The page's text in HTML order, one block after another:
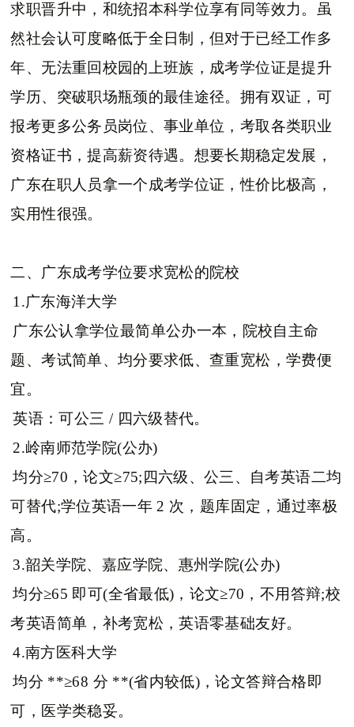
求职晋升中，和统招本科学位享有同等效力。虽
然社会认可度略低于全日制，但对于已经工作多
年、无法重回校园的上班族，成考学位证是提升
学历、突破职场瓶颈的最佳途径。拥有双证，可
报考更多公务员岗位、事业单位，考取各类职业
资格证书，提高薪资待遇。想要长期稳定发展，
广东在职人员拿一个成考学位证，性价比极高，
实用性很强。
二、广东成考学位要求宽松的院校
1.广东海洋大学
广东公认拿学位最简单公办一本，院校自主命
题、考试简单、均分要求低、查重宽松，学费便
宜。
英语：可公三 / 四六级替代。
2.岭南师范学院(公办)
均分≥70，论文≥75;四六级、公三、自考英语二均
可替代;学位英语一年 2 次，题库固定，通过率极
高。
3.韶关学院、嘉应学院、惠州学院(公办)
均分≥65 即可(全省最低)，论文≥70，不用答辩;校
考英语简单，补考宽松，英语零基础友好。
4.南方医科大学
均分 **≥68 分 **(省内较低)，论文答辩合格即
可，医学类稳妥。